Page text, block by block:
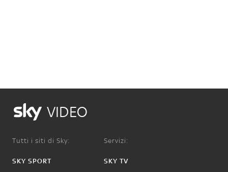
VIDEO
Tutti i siti di Sky:
SKY SPORT
Servizi:
SKY TV